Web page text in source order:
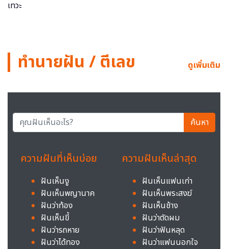
ทำนายฝัน / ตีเลข ดูเพิ่มเติม
ค้นหา
ความฝันที่เห็นบ่อย
ฝันเห็นงู
ฝันเห็นพญานาค
ฝันว่าท้อง
ฝันเห็นขี้
ฝันว่ารถหาย
ฝันว่าได้ทอง
ความฝันเห็นล่าสุด
ฝันเห็นแฟนเก่า
ฝันเห็นพระสงฆ์
ฝันเห็นช้าง
ฝันว่าตัดผม
ฝันว่าฟันหลุด
ฝันว่าแฟนนอกใจ